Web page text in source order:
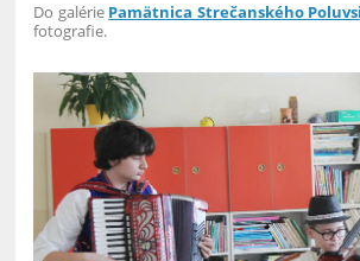
Do galérie Pamätnica Strečanského
fotografie.